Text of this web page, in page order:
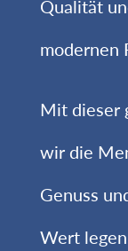
Qualität
modernen
Mit dieser
wir die
Genuss
Wert